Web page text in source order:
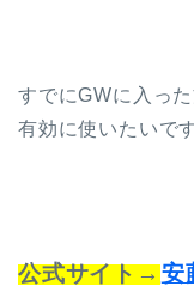
すでにGWに入っ
有効に使いたいで
公式サイト→ 安